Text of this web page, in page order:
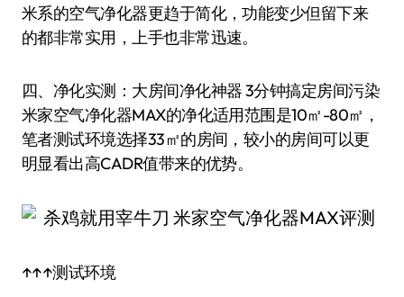
米系的空气净化器更趋于简化，功能变少但留下来
的都非常实用，上手也非常迅速。
四、净化实测：大房间净化神器 3分钟搞定房间污染
米家空气净化器MAX的净化适用范围是10㎡-80㎡，
笔者测试环境选择33㎡的房间，较小的房间可以更
明显看出高CADR值带来的优势。
↑↑↑测试环境